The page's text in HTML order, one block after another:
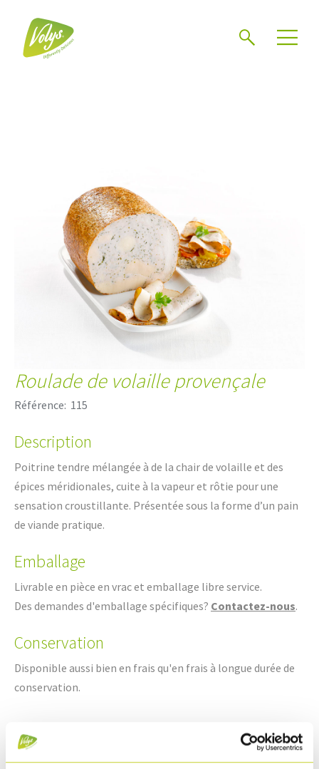
Roulade de volaille provençale
Référence: 115
Description
Poitrine tendre mélangée à de la chair de volaille et des
épices méridionales, cuite à la vapeur et rôtie pour une
sensation croustillante. Présentée sous la forme d’un pain
de viande pratique.
Emballage
Livrable en pièce en vrac et emballage libre service.
Des demandes d'emballage spécifiques? Contactez-nous.
Conservation
Disponible aussi bien en frais qu'en frais à longue durée de
conservation.
Des recettes avec ce produit